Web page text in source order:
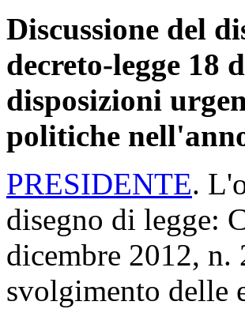
Discussione del
decreto-legge 18
disposizioni
politiche
PRESIDENTE.
disegno di legge:
dicembre 2012,
svolgimento delle